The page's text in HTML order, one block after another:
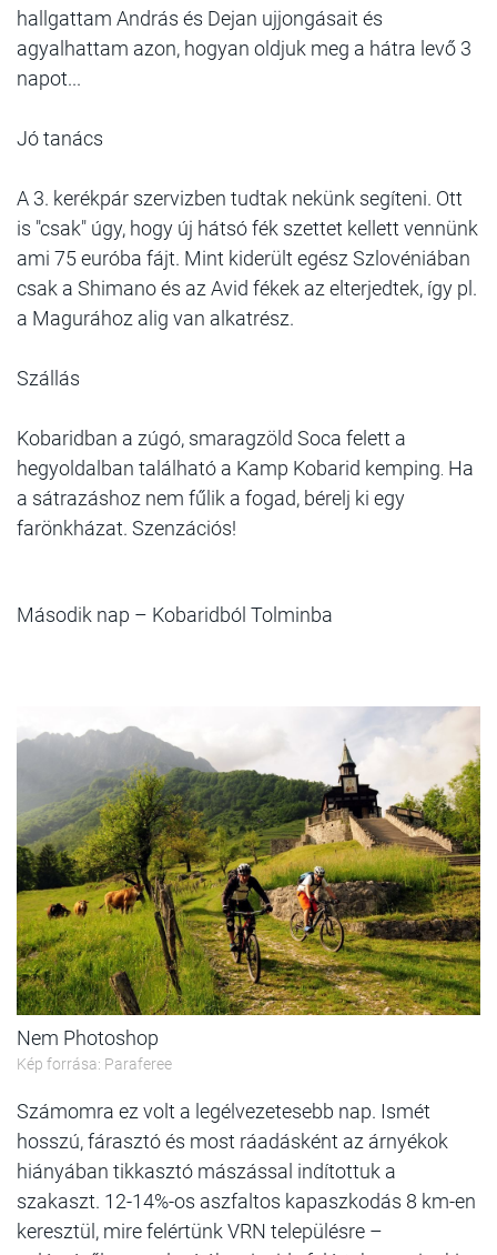
hallgattam András és Dejan ujjongásait és
agyalhattam azon, hogyan oldjuk meg a hátra levő 3
napot...
Jó tanács
A 3. kerékpár szervizben tudtak nekünk segíteni. Ott
is "csak" úgy, hogy új hátsó fék szettet kellett vennünk
ami 75 euróba fájt. Mint kiderült egész Szlovéniában
csak a Shimano és az Avid fékek az elterjedtek, így pl.
a Magurához alig van alkatrész.
Szállás
Kobaridban a zúgó, smaragzöld Soca felett a
hegyoldalban található a Kamp Kobarid kemping. Ha
a sátrazáshoz nem fűlik a fogad, bérelj ki egy
farönkházat. Szenzációs!
Második nap – Kobaridból Tolminba
Nem Photoshop
Kép forrása: Paraferee
Számomra ez volt a legélvezetesebb nap. Ismét
hosszú, fárasztó és most ráadásként az árnyékok
hiányában tikkasztó mászással indítottuk a
szakaszt. 12-14%-os aszfaltos kapaszkodás 8 km-en
keresztül, mire felértünk VRN településre –